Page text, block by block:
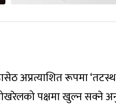
अप्रत्याशित रूपमा
पक्षमा खुल्न सक्ने